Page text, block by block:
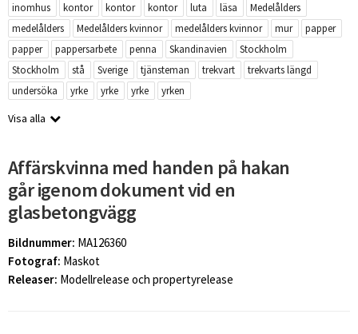
inomhus
kontor kontor kontor luta läsa
Medelålders
medelålders
Medelålders kvinnor medelålders kvinnor mur
papper
papper
pappersarbete penna Skandinavien
Stockholm
Stockholm
stå Sverige tjänsteman trekvart
trekvarts längd
undersöka
yrke yrke yrke yrken
Visa alla
Affärskvinna med handen på hakan
går igenom dokument vid en
glasbetongvägg
Bildnummer: MA126360
Fotograf: Maskot
Releaser: Modellrelease och propertyrelease